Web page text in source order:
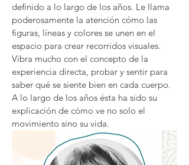
definido a lo largo de los años. Le llama
poderosamente la atención cómo las
figuras, líneas y colores se unen en el
espacio para crear recorridos visuales.
Vibra mucho con el concepto de la
experiencia directa, probar y sentir para
saber qué se siente bien en cada cuerpo.
A lo largo de los años ésta ha sido su
explicación de cómo ve no solo el
movimiento sino su vida.